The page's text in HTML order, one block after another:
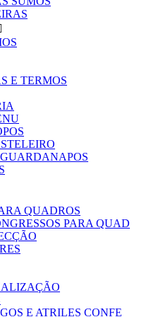
E TERMOS
QUADROS
PARA QUAD
E ATRILES CONFE